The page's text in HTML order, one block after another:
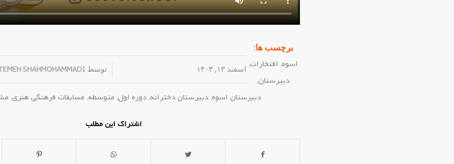
اسفند ۱۳, ۱۴۰۳ توسط SHAHMOHAMMADI
برچسب ها:
اسوه, افتخارات,
دبیرستان,
دبیرستان اسوه,دبیرستان دخترانه,دوره اول, متوسطه, مسابقات فرهنگی هنری,
اشتراک این مطلب